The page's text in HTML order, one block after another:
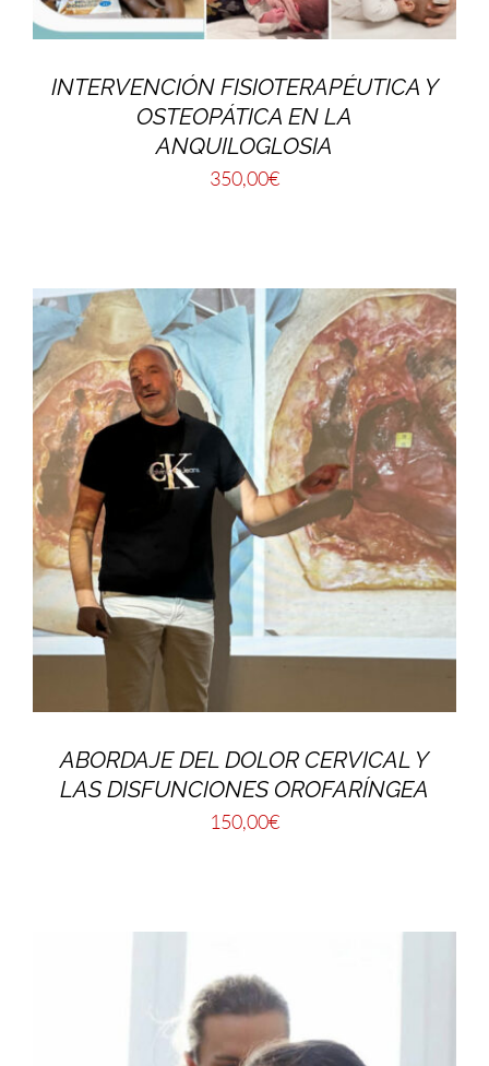
INTERVENCIÓN FISIOTERAPÉUTICA Y
OSTEOPÁTICA EN LA
ANQUILOGLOSIA
350,00€
ABORDAJE DEL DOLOR CERVICAL Y
LAS DISFUNCIONES OROFARÍNGEA
150,00€